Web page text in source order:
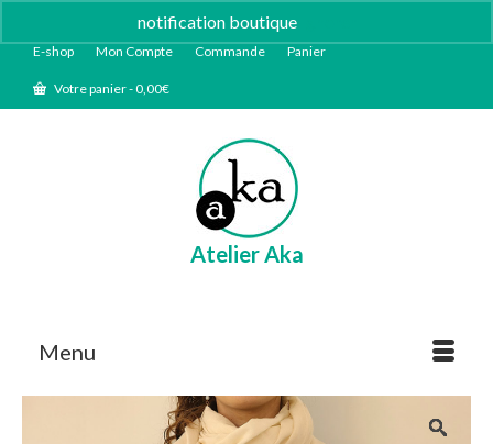
notification boutique
E-shop Mon Compte Commande Panier
Votre panier-0,00€
Atelier Aka
Menu